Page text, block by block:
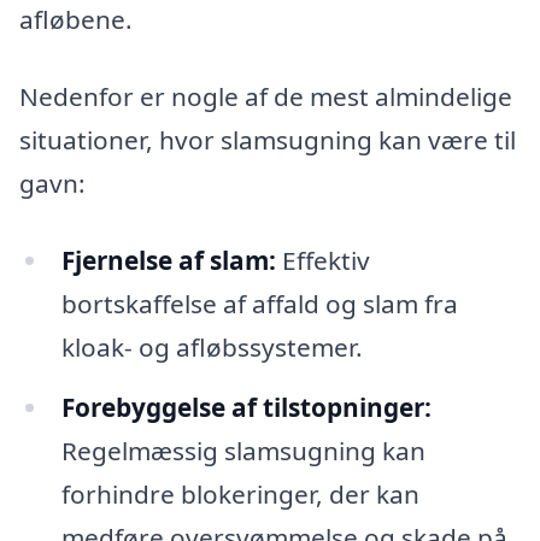
afløbene.
Nedenfor er nogle af de mest almindelige
situationer, hvor slamsugning kan være til
gavn:
Fjernelse af slam: Effektiv
bortskaffelse af affald og slam fra
kloak- og afløbssystemer.
Forebyggelse af tilstopninger:
Regelmæssig slamsugning kan
forhindre blokeringer, der kan